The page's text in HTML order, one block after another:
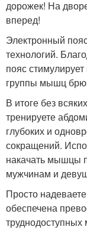
дорожек! На
вперед!
Электронный
технологий.
пояс
группы мышц
В итоге без
тренируете
глубоких и
сокращений.
накачать мышцы
мужчинам и
Просто
обеспечена